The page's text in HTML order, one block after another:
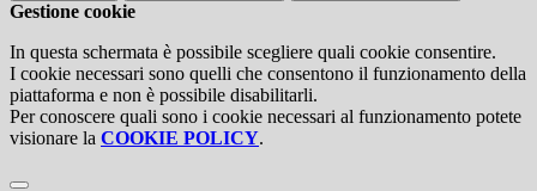
Gestione cookie
In questa schermata è possibile scegliere quali cookie consentire.
I cookie necessari sono quelli che consentono il funzionamento della
piattaforma e non è possibile disabilitarli.
Per conoscere quali sono i cookie necessari al funzionamento potete
visionare la COOKIE POLICY.